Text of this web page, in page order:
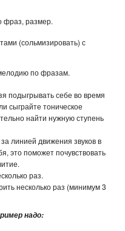
фраз, размер.
(сольмизировать) с
по фразам.
подыгрывать себе во время
сыграйте тоническое
найти нужную ступень
линией движения звуков в
это поможет почувствовать
раз.
несколько раз (минимум 3
надо: